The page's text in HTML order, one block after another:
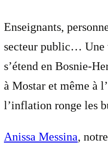
Enseignants,
secteur public… Une
s’étend en Bosnie-
à Mostar et même à
l’inflation ronge les
Anissa Messina,